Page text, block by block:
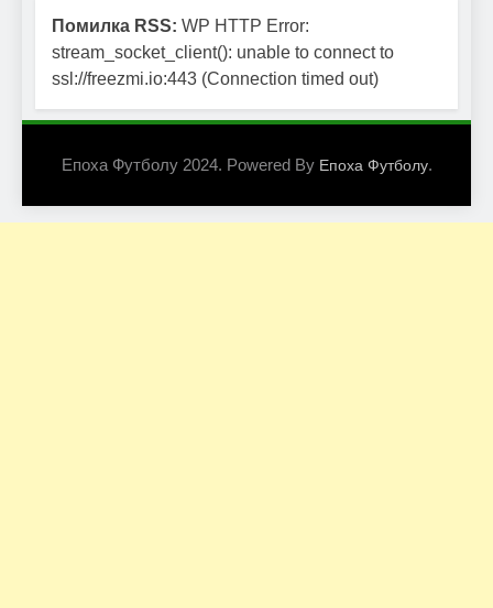
Помилка RSS: WP HTTP Error:
stream_socket_client(): unable to connect to
ssl://freezmi.io:443 (Connection timed out)
Епоха Футболу 2024. Powered By Епоха Футболу.